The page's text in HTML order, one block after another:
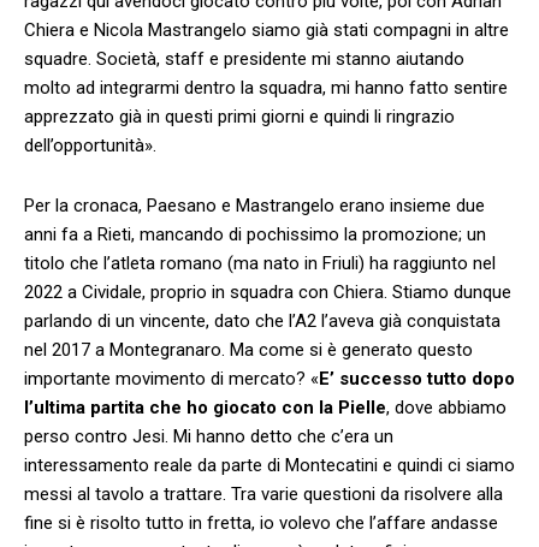
Chiera e Nicola Mastrangelo siamo già stati compagni in altre
squadre. Società, staff e presidente mi stanno aiutando
molto ad integrarmi dentro la squadra, mi hanno fatto sentire
apprezzato già in questi primi giorni e quindi li ringrazio
dell’opportunità».
Per la cronaca, Paesano e Mastrangelo erano insieme due
anni fa a Rieti, mancando di pochissimo la promozione; un
titolo che l’atleta romano (ma nato in Friuli) ha raggiunto nel
2022 a Cividale, proprio in squadra con Chiera. Stiamo dunque
parlando di un vincente, dato che l’A2 l’aveva già conquistata
nel 2017 a Montegranaro. Ma come si è generato questo
importante movimento di mercato? «E’ successo tutto dopo
l’ultima partita che ho giocato con la Pielle, dove abbiamo
perso contro Jesi. Mi hanno detto che c’era un
interessamento reale da parte di Montecatini e quindi ci siamo
messi al tavolo a trattare. Tra varie questioni da risolvere alla
fine si è risolto tutto in fretta, io volevo che l’affare andasse